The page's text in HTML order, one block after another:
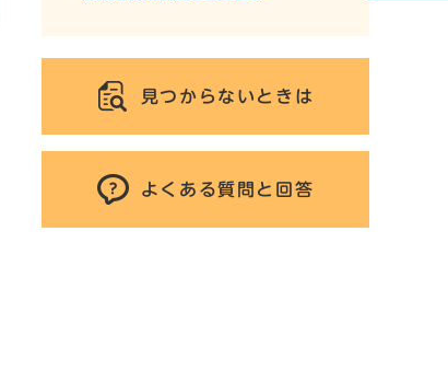
見つからないときは
よくある質問と回答